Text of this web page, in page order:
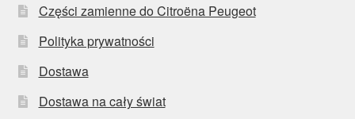
Części zamienne do Citroëna Peugeot
Polityka prywatności
Dostawa
Dostawa na cały świat